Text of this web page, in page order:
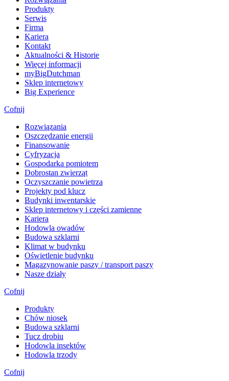
Produkty
Serwis
Firma
Kariera
Kontakt
Aktualności & Historie
Więcej informacji
myBigDutchman
Sklep internetowy
Big Experience
Cofnij
Rozwiązania
​Oszczędzanie energii
Finansowanie
Cyfryzacja
Gospodarka pomiotem
Dobrostan zwierząt
Oczyszczanie powietrza
Projekty pod klucz
Budynki inwentarskie
Sklep internetowy i części zamienne
Kariera
Hodowla owadów
Budowa szklarni
Klimat w budynku
Oświetlenie budynku
Magazynowanie paszy / transport paszy
Nasze działy
Cofnij
Produkty
Chów niosek
Budowa szklarni
Tucz drobiu
Hodowla insektów
Hodowla trzody
Cofnij